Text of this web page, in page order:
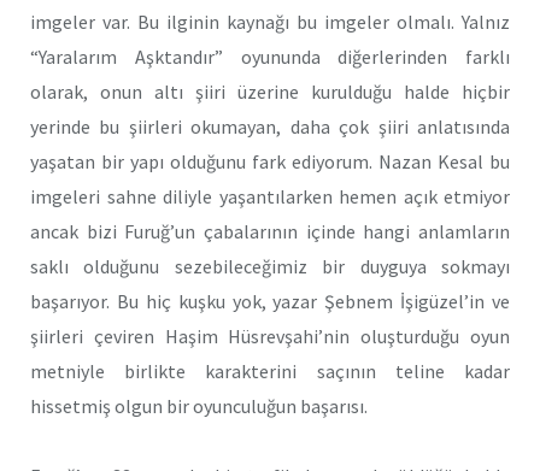
imgeler var. Bu ilginin kaynağı bu imgeler olmalı. Yalnız
“Yaralarım Aşktandır” oyununda diğerlerinden farklı
olarak, onun altı şiiri üzerine kurulduğu halde hiçbir
yerinde bu şiirleri okumayan, daha çok şiiri anlatısında
yaşatan bir yapı olduğunu fark ediyorum. Nazan Kesal bu
imgeleri sahne diliyle yaşantılarken hemen açık etmiyor
ancak bizi Furuğ’un çabalarının içinde hangi anlamların
saklı olduğunu sezebileceğimiz bir duyguya sokmayı
başarıyor. Bu hiç kuşku yok, yazar Şebnem İşigüzel’in ve
şiirleri çeviren Haşim Hüsrevşahi’nin oluşturduğu oyun
metniyle birlikte karakterini saçının teline kadar
hissetmiş olgun bir oyunculuğun başarısı.